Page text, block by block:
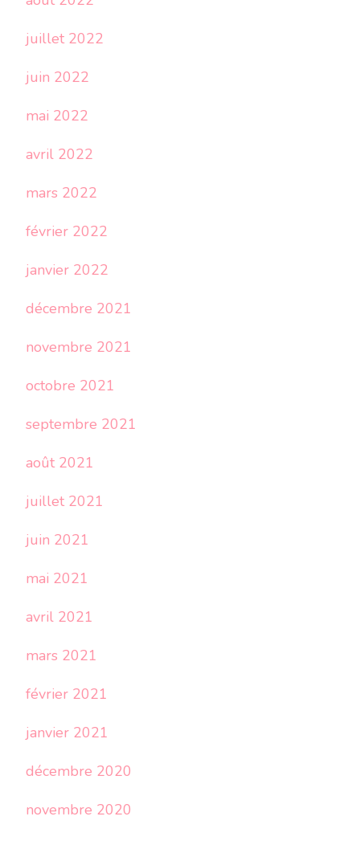
juillet 2022
juin 2022
mai 2022
avril 2022
mars 2022
février 2022
janvier 2022
décembre 2021
novembre 2021
octobre 2021
septembre 2021
août 2021
juillet 2021
juin 2021
mai 2021
avril 2021
mars 2021
février 2021
janvier 2021
décembre 2020
novembre 2020